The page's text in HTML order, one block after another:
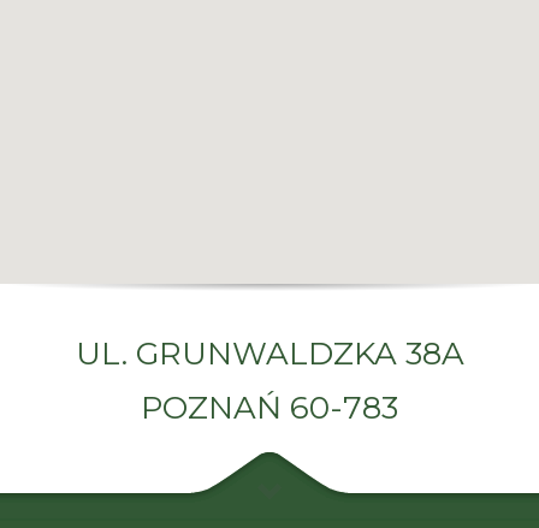
TARMED POZNAŃ
LEKARZE SPECJALIŚCI | TARMED POZNAŃ - w trosce o pacjenta
UL. GRUNWALDZKA 38A
POZNAŃ 60-783